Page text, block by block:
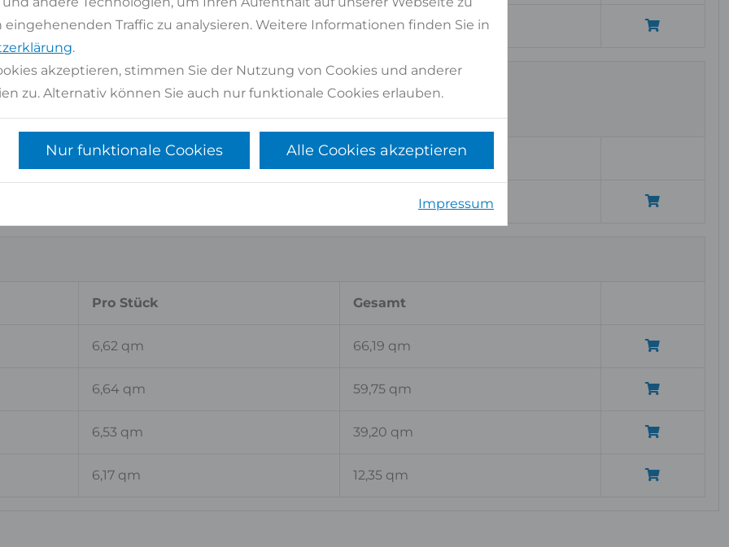
6,49 qm 6,49 qm
Pro Stück Gesamt
Pro Stück Gesamt
6,62 qm 66,19 qm
6,64 qm 59,75 qm
6,53 qm 39,20 qm
6,17 qm 12,35 qm
Traffic zu analysieren. Weitere Informationen finden Sie in
.
akzeptieren, stimmen Sie der Nutzung von Cookies und anderer
zu. Alternativ können Sie auch nur funktionale Cookies erlauben.
Nur funktionale Cookies Alle Cookies akzeptieren
Impressum